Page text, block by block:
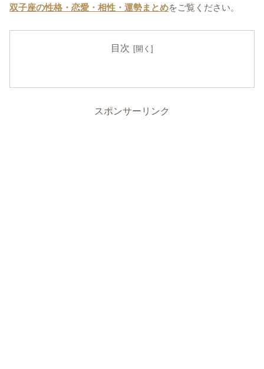
双子座の性格・恋愛・相性・運勢まとめをご覧ください。
目次
スポンサーリンク